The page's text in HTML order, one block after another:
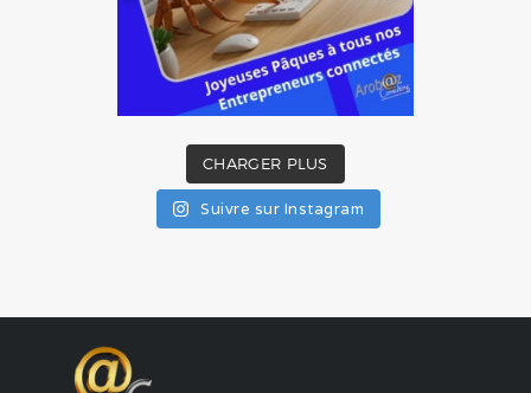
CHARGER PLUS
Suivre sur Instagram